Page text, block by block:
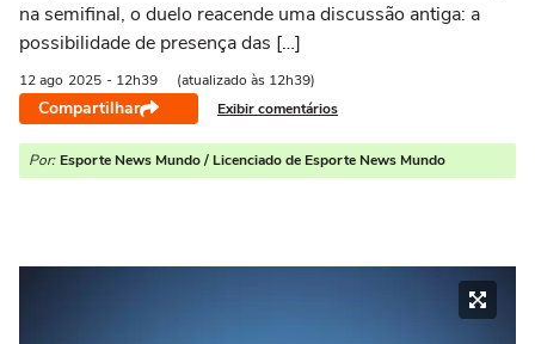
na semifinal, o duelo reacende uma discussão antiga: a
possibilidade de presença das […]
12 ago 2025 - 12h39 (atualizado às 12h39)
Compartilhar Exibir comentários
Por: Esporte News Mundo / Licenciado de Esporte News Mundo